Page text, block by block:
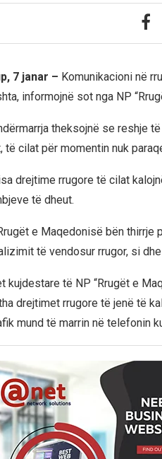
7 janar – Komunikacioni në
informojnë sot nga NP
theksojnë se reshje
të cilat për momentin nuk
drejtime rrugore të cilat
të dheut.
e Maqedonisë bën
të vendosur rrugor, si
kujdestare të NP “Rrugët e
drejtimet rrugore të jenë të
mund të marrin në telefonin